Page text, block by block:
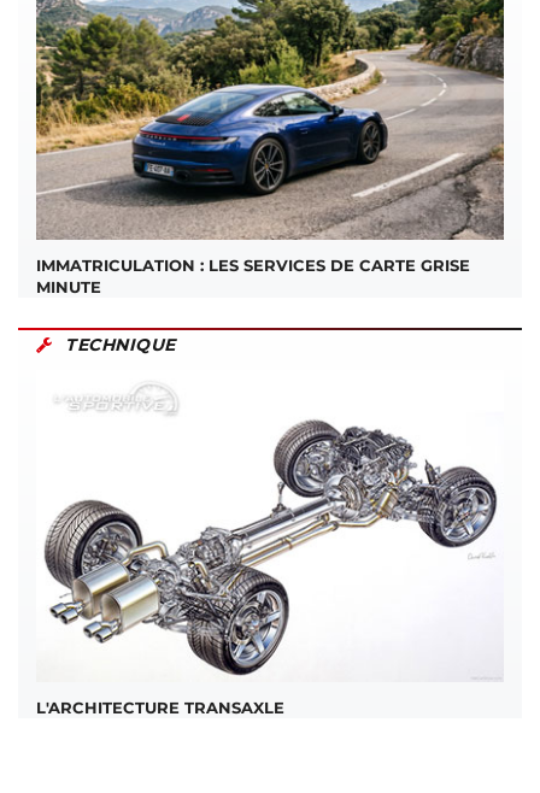
IMMATRICULATION : LES SERVICES DE CARTE GRISE
MINUTE
TECHNIQUE
L'ARCHITECTURE TRANSAXLE